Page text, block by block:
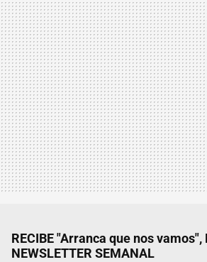
RECIBE "Arranca que nos vamos",
NEWSLETTER SEMANAL